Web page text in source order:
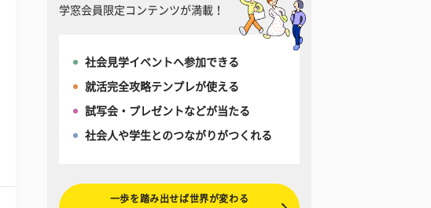
学窓会員限定コンテンツが満載！
社会見学イベントへ参加できる
就活完全攻略テンプレが使える
試写会・プレゼントなどが当たる
社会人や学生とのつながりがつくれる
一歩を踏み出せば世界が変わる